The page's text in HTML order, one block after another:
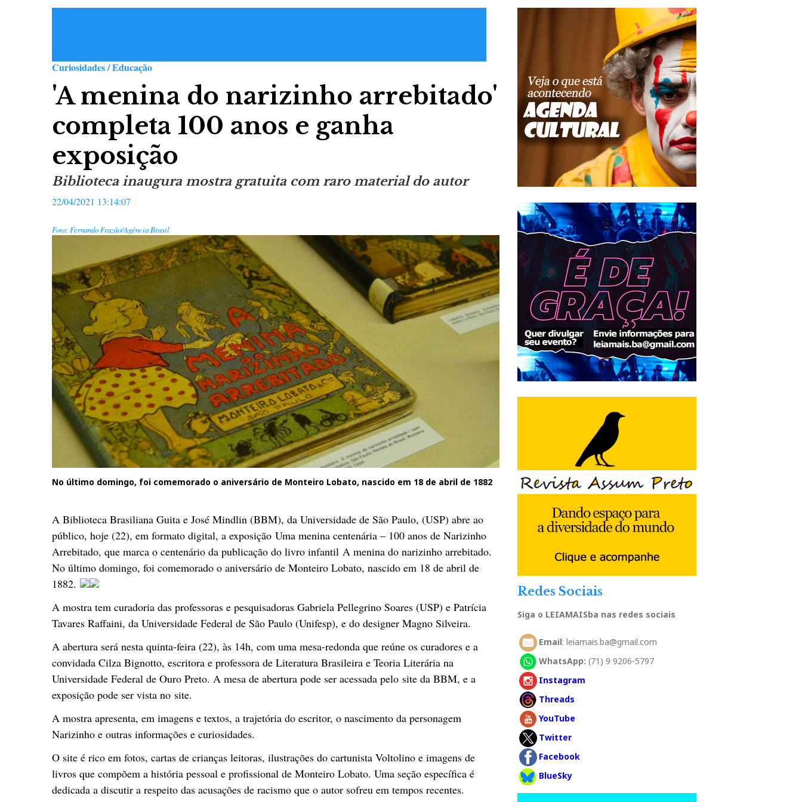
Curiosidades / Educação
'A menina do narizinho arrebitado'
completa 100 anos e ganha
exposição
Biblioteca inaugura mostra gratuita com raro material do autor
22/04/2021 13:14:07
Foto: Fernando Frazão/Agência Brasil
No último domingo, foi comemorado o aniversário de Monteiro Lobato, nascido em 18 de abril de 1882
A Biblioteca Brasiliana Guita e José Mindlin (BBM), da Universidade de São Paulo, (USP) abre ao
público, hoje (22), em formato digital, a exposição Uma menina centenária – 100 anos de Narizinho
Arrebitado, que marca o centenário da publicação do livro infantil A menina do narizinho arrebitado.
No último domingo, foi comemorado o aniversário de Monteiro Lobato, nascido em 18 de abril de
1882.
A mostra tem curadoria das professoras e pesquisadoras Gabriela Pellegrino Soares (USP) e Patrícia
Tavares Raffaini, da Universidade Federal de São Paulo (Unifesp), e do designer Magno Silveira.
A abertura será nesta quinta-feira (22), às 14h, com uma mesa-redonda que reúne os curadores e a
convidada Cilza Bignotto, escritora e professora de Literatura Brasileira e Teoria Literária na
Universidade Federal de Ouro Preto. A mesa de abertura pode ser acessada pelo site da BBM, e a
exposição pode ser vista no site.
A mostra apresenta, em imagens e textos, a trajetória do escritor, o nascimento da personagem
Narizinho e outras informações e curiosidades.
O site é rico em fotos, cartas de crianças leitoras, ilustrações do cartunista Voltolino e imagens de
livros que compõem a história pessoal e profissional de Monteiro Lobato. Uma seção específica é
dedicada a discutir a respeito das acusações de racismo que o autor sofreu em tempos recentes.
Redes Sociais
Siga o LEIAMAISba nas redes sociais
Email: leiamais.ba@gmail.com
WhatsApp: (71) 9 9206-5797
Instagram
Threads
YouTube
Twitter
Facebook
BlueSky